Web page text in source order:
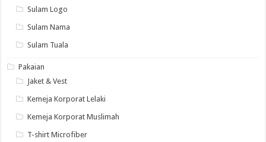
Sulam Logo
Sulam Nama
Sulam Tuala
Pakaian
Jaket & Vest
Kemeja Korporat Lelaki
Kemeja Korporat Muslimah
T-shirt Microfiber